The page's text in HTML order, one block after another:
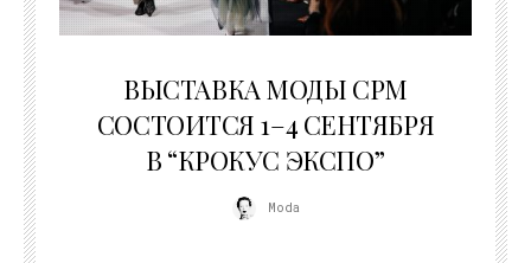
ВЫСТАВКА МОДЫ CPM
СОСТОИТСЯ 1–4 СЕНТЯБРЯ
В “КРОКУС ЭКСПО”
Moda